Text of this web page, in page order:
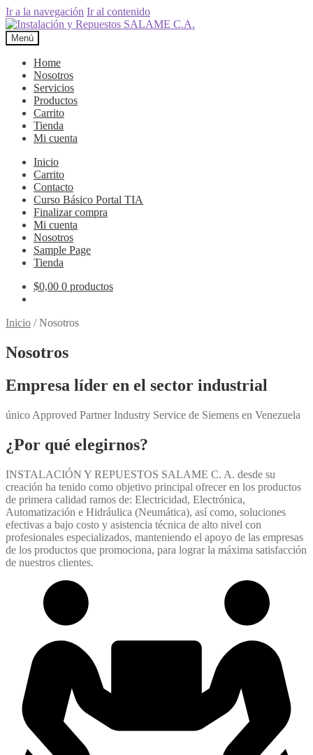
Ir a la navegación Ir al contenido
Menú
Home
Nosotros
Servicios
Productos
Carrito
Tienda
Mi cuenta
Inicio
Carrito
Contacto
Curso Básico Portal TIA
Finalizar compra
Mi cuenta
Nosotros
Sample Page
Tienda
$0,00 0 productos
Inicio /Nosotros
Nosotros
Empresa líder en el sector industrial
único Approved Partner Industry Service de Siemens en Venezuela
¿Por qué elegirnos?
INSTALACIÓN Y REPUESTOS SALAME C. A. desde su
creación ha tenido como objetivo principal ofrecer en los productos
de primera calidad ramos de: Electricidad, Electrónica,
Automatización e Hidráulica (Neumática), así como, soluciones
efectivas a bajo costo y asistencia técnica de alto nivel con
profesionales especializados, manteniendo el apoyo de las empresas
de los productos que promociona, para lograr la máxima satisfacción
de nuestros clientes.